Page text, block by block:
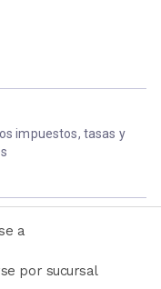
impuestos, tasas y
a
por sucursal